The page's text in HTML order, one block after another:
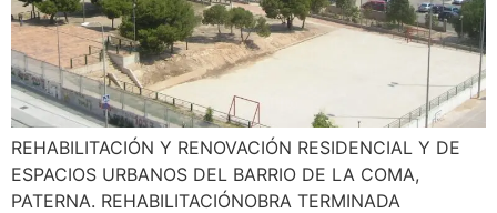
REHABILITACIÓN Y RENOVACIÓN RESIDENCIAL Y DE
ESPACIOS URBANOS DEL BARRIO DE LA COMA,
PATERNA. REHABILITACIÓNOBRA TERMINADA